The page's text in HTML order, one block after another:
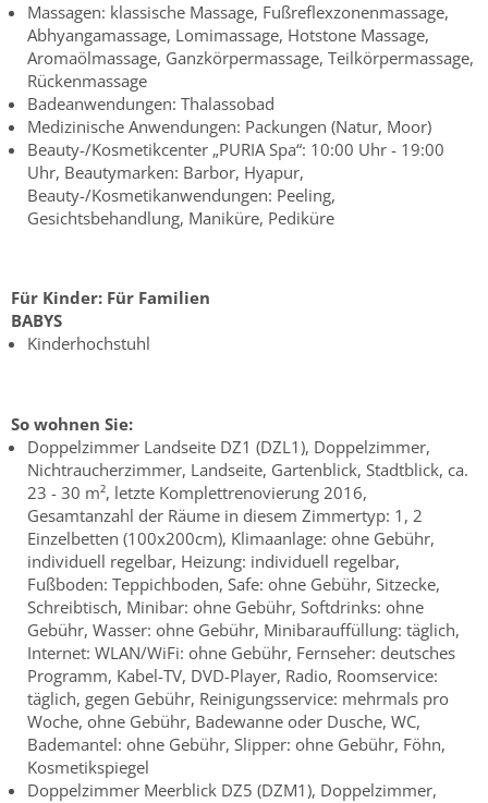
Massagen: klassische Massage, Fußreflexzonenmassage,
Abhyangamassage, Lomimassage, Hotstone Massage,
Aromaölmassage, Ganzkörpermassage, Teilkörpermassage,
Rückenmassage
Badeanwendungen: Thalassobad
Medizinische Anwendungen: Packungen (Natur, Moor)
Beauty-/Kosmetikcenter „PURIA Spa“: 10:00 Uhr - 19:00
Uhr, Beautymarken: Barbor, Hyapur,
Beauty-/Kosmetikanwendungen: Peeling,
Gesichtsbehandlung, Maniküre, Pediküre
Für Kinder: Für Familien
BABYS
Kinderhochstuhl
So wohnen Sie:
Doppelzimmer Landseite DZ1 (DZL1), Doppelzimmer,
Nichtraucherzimmer, Landseite, Gartenblick, Stadtblick, ca.
23 - 30 m², letzte Komplettrenovierung 2016,
Gesamtanzahl der Räume in diesem Zimmertyp: 1, 2
Einzelbetten (100x200cm), Klimaanlage: ohne Gebühr,
individuell regelbar, Heizung: individuell regelbar,
Fußboden: Teppichboden, Safe: ohne Gebühr, Sitzecke,
Schreibtisch, Minibar: ohne Gebühr, Softdrinks: ohne
Gebühr, Wasser: ohne Gebühr, Minibarauffüllung: täglich,
Internet: WLAN/WiFi: ohne Gebühr, Fernseher: deutsches
Programm, Kabel-TV, DVD-Player, Radio, Roomservice:
täglich, gegen Gebühr, Reinigungsservice: mehrmals pro
Woche, ohne Gebühr, Badewanne oder Dusche, WC,
Bademantel: ohne Gebühr, Slipper: ohne Gebühr, Föhn,
Kosmetikspiegel
Doppelzimmer Meerblick DZ5 (DZM1), Doppelzimmer,